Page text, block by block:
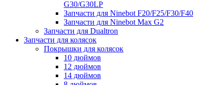
G30/G30LP
Запчасти для Ninebot F20/F25/F30/F40
Запчасти для Ninebot Max G2
Запчасти для Dualtron
Запчасти для колясок
Покрышки для колясок
10 дюймов
12 дюймов
14 дюймов